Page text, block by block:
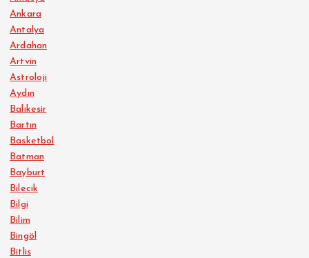
Ankara
Antalya
Ardahan
Artvin
Astroloji
Aydın
Balıkesir
Bartın
Basketbol
Batman
Bayburt
Bilecik
Bilgi
Bilim
Bingöl
Bitlis